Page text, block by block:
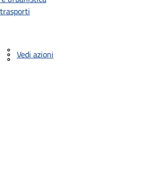
Vedi azioni